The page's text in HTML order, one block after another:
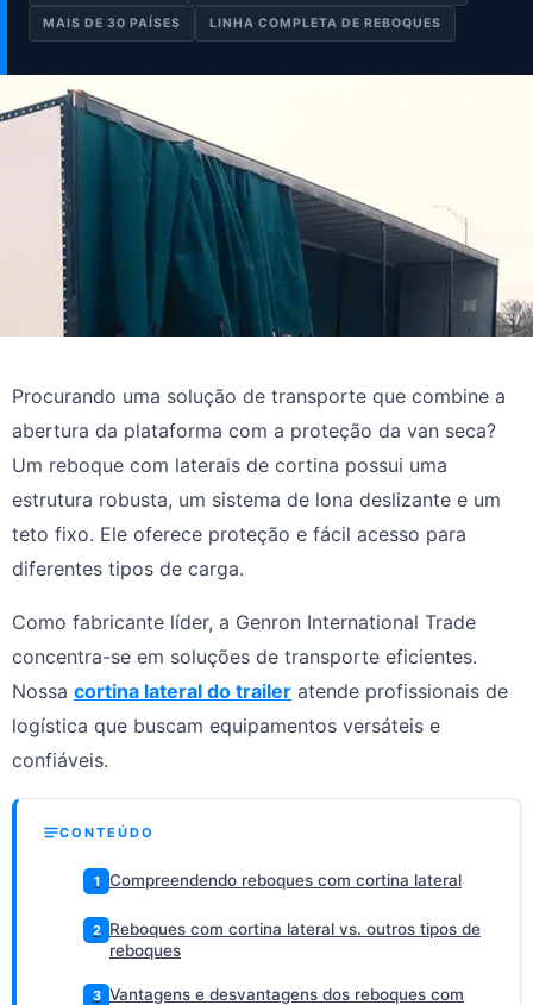
MAIS DE 30 PAÍSES LINHA COMPLETA DE REBOQUES
Procurando uma solução de transporte que combine a
abertura da plataforma com a proteção da van seca?
Um reboque com laterais de cortina possui uma
estrutura robusta, um sistema de lona deslizante e um
teto fixo. Ele oferece proteção e fácil acesso para
diferentes tipos de carga.
Como fabricante líder, a Genron International Trade
concentra-se em soluções de transporte eficientes.
Nossa cortina lateral do trailer atende profissionais de
logística que buscam equipamentos versáteis e
confiáveis.
CONTEÚDO
1 Compreendendo reboques com cortina lateral
2
Reboques com cortina lateral vs. outros tipos de
reboques
3 Vantagens e desvantagens dos reboques com